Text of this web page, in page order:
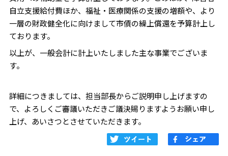
自立支援給付費ほか、福祉・医療関係の支援の増額や、より
一層の財政健全化に向けまして市債の繰上償還を予算計上し
ております。
以上が、一般会計に計上いたしました主な事業でございま
す。
詳細につきましては、担当部長からご説明申し上げますの
で、よろしくご審議いただきご議決賜りますようお願い申し
上げ、あいさつとさせていただきます。